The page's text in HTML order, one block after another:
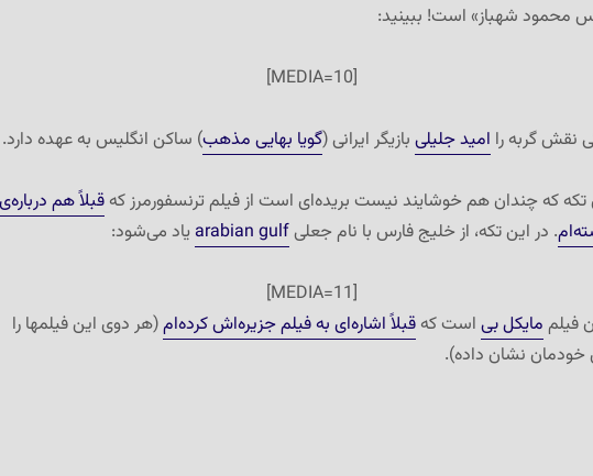
محمود شهباز» است! ببینید:
[MEDIA=10]
نقش گربه را امید جلیلیبازیگر ایرانی (گویا بهایی مذهب) ساکن انگلیس به عهده دارد.
که چندان هم خوشایند نیست بریده‌ای است از فیلم ترنسفورمرز که قبلاً هم درباره‌ی
. در این تکه، از خلیج فارس با نام جعلیarabian gulfیاد می‌شود:
[MEDIA=11]
فیلم مایکل بیاست که قبلاً اشاره‌ای به فیلم جزیره‌اش کرده‌ام(هر دوی این فیلمها را
نشان داده).